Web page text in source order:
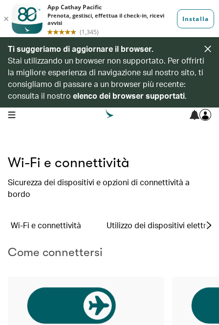
Ti suggeriamo di aggiornare il browser.
Stai utilizzando un browser non supportato. Per offrirti
la migliore esperienza di navigazione sul nostro sito, ti
consigliamo di passare a un browser più recente:
consulta il nostro elenco dei browser supportati.
open navigation menu
Wi-Fi e connettività
Sicurezza dei dispositivi e opzioni di connettività a
bordo
Wi-Fi e connettività Utilizzo dei dispositivi
Come connettersi